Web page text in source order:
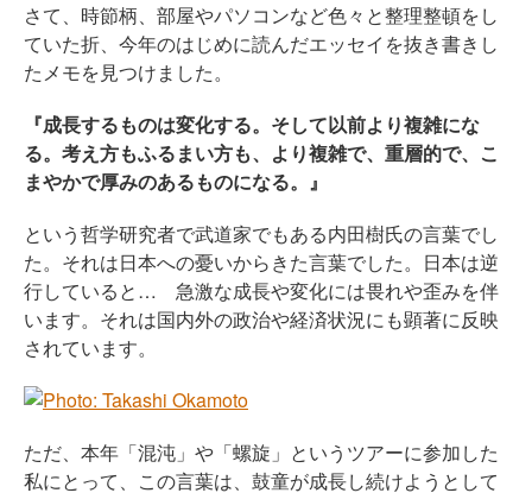
さて、時節柄、部屋やパソコンなど色々と整理整頓をし
ていた折、今年のはじめに読んだエッセイを抜き書きし
たメモを見つけました。
『成長するものは変化する。そして以前より複雑にな
る。考え方もふるまい方も、より複雑で、重層的で、こ
まやかで厚みのあるものになる。』
という哲学研究者で武道家でもある内田樹氏の言葉でし
た。それは日本への憂いからきた言葉でした。日本は逆
行していると… 急激な成長や変化には畏れや歪みを伴
います。それは国内外の政治や経済状況にも顕著に反映
されています。
ただ、本年「混沌」や「螺旋」というツアーに参加した
私にとって、この言葉は、鼓童が成長し続けようとして